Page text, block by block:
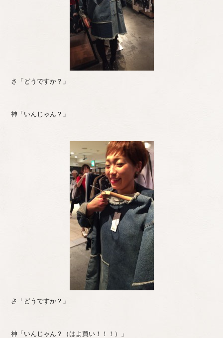
さ「どうですか？」
神「いんじゃん？」
さ「どうですか？」
神「いんじゃん？（はよ買い！！！）」